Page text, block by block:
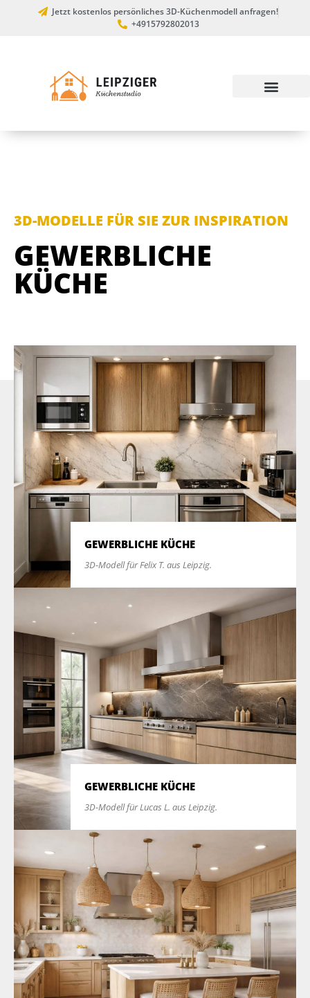
Jetzt kostenlos persönliches 3D-Küchenmodell anfragen!
+4915792802013
3D-MODELLE FÜR SIE ZUR INSPIRATION
GEWERBLICHE
KÜCHE
GEWERBLICHE KÜCHE
3D-Modell für Felix T. aus Leipzig.
GEWERBLICHE KÜCHE
3D-Modell für Lucas L. aus Leipzig.